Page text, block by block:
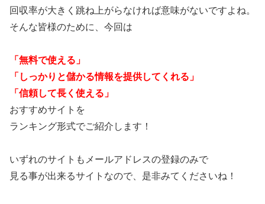
回収率が大きく跳ね上がらなければ意味がないですよね。
そんな皆様のために、今回は
「無料で使える」
「しっかりと儲かる情報を提供してくれる」
「信頼して長く使える」
おすすめサイトを
ランキング形式でご紹介します！
いずれのサイトもメールアドレスの登録のみで
見る事が出来るサイトなので、是非みてくださいね！